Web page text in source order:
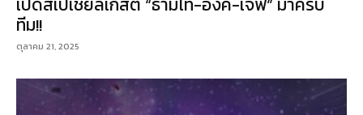
ทีม!!
ตุลาคม 21, 2025